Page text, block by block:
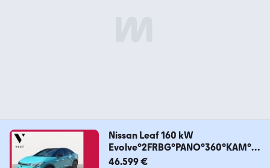
Nissan Leaf 160 kW
Evolve°2FRBG°PANO°360°KAM°N
AVI°217PS
46.599 €